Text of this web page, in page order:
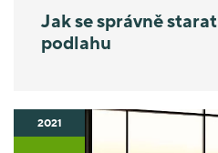
Jak se správně
podlahu
2021